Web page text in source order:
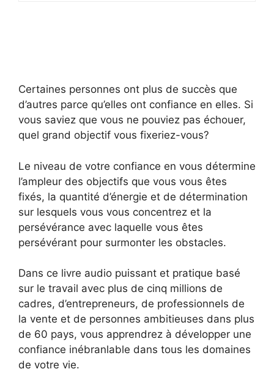
Certaines personnes ont plus de succès que
d’autres parce qu’elles ont confiance en elles. Si
vous saviez que vous ne pouviez pas échouer,
quel grand objectif vous fixeriez-vous?
Le niveau de votre confiance en vous détermine
l’ampleur des objectifs que vous vous êtes
fixés, la quantité d’énergie et de détermination
sur lesquels vous vous concentrez et la
persévérance avec laquelle vous êtes
persévérant pour surmonter les obstacles.
Dans ce livre audio puissant et pratique basé
sur le travail avec plus de cinq millions de
cadres, d’entrepreneurs, de professionnels de
la vente et de personnes ambitieuses dans plus
de 60 pays, vous apprendrez à développer une
confiance inébranlable dans tous les domaines
de votre vie.